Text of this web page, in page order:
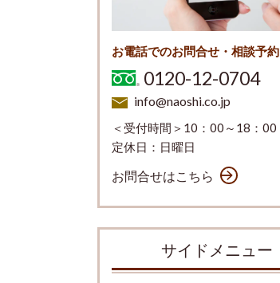
お電話でのお問合せ・相談予約
0120-12-0704
info@naoshi.co.jp
＜受付時間＞10：00～18：00
定休日：日曜日
お問合せはこちら
サイドメニュー